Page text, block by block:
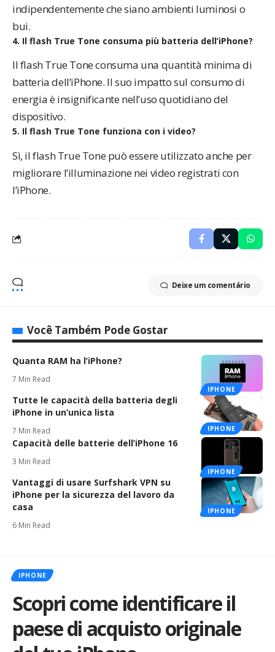
indipendentemente che siano ambienti luminosi o
bui.
4. Il flash True Tone consuma più batteria dell’iPhone?
Il flash True Tone consuma una quantità minima di
batteria dell’iPhone. Il suo impatto sul consumo di
energia è insignificante nell’uso quotidiano del
dispositivo.
5. Il flash True Tone funziona con i video?
Sì, il flash True Tone può essere utilizzato anche per
migliorare l’illuminazione nei video registrati con
l’iPhone.
Deixe um comentário
Você Também Pode Gostar
IPHONE
Quanta RAM ha l’iPhone?
7 Min Read
IPHONE
Tutte le capacità della batteria degli
iPhone in un’unica lista
7 Min Read
IPHONE
Capacità delle batterie dell’iPhone 16
3 Min Read
IPHONE
Vantaggi di usare Surfshark VPN su
iPhone per la sicurezza del lavoro da
casa
6 Min Read
IPHONE
Scopri come identificare il
paese di acquisto originale